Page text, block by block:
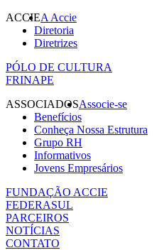
ACCIEA Accie
Diretoria
Diretrizes
PÓLO DE CULTURA
FRINAPE
ASSOCIADOSAssocie-se
Benefícios
Conheça Nossa Estrutura
Grupo RH
Informativos
Jovens Empresários
FUNDAÇÃO ACCIE
FEDERASUL
PARCEIROS
NOTÍCIAS
CONTATO